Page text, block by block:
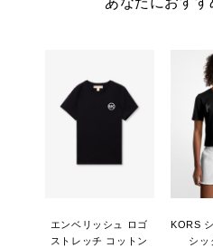
エンベリッシュ ロゴ
ストレッチ コットン
KORS
シッ